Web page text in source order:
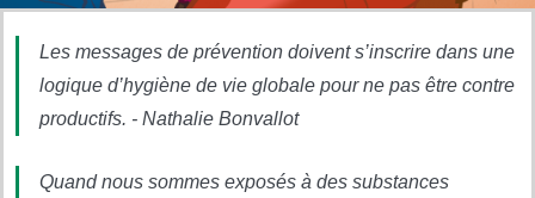
Les messages de prévention doivent s’inscrire dans une
logique d’hygiène de vie globale pour ne pas être contre
productifs. - Nathalie Bonvallot
Quand nous sommes exposés à des substances